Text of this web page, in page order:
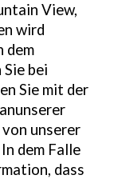
View,
wird
dem
Sie bei
Sie mit der
unserer
dem Falle
dass